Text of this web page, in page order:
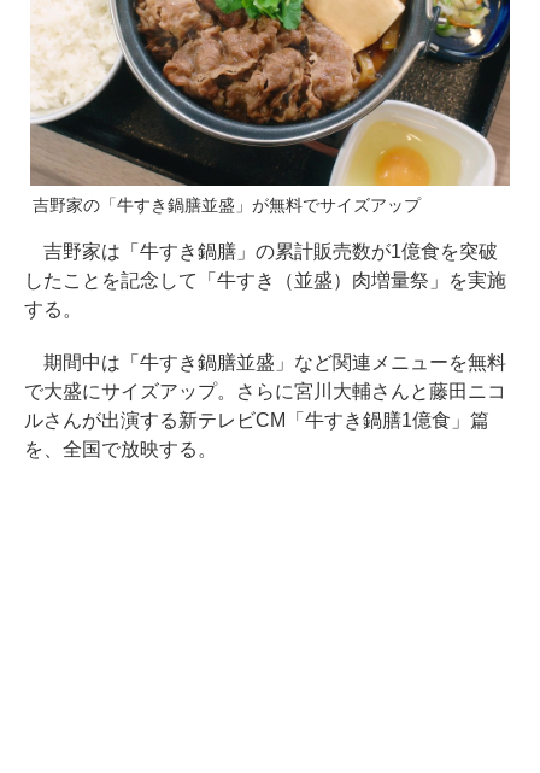
吉野家の「牛すき鍋膳並盛」が無料でサイズアップ
吉野家は「牛すき鍋膳」の累計販売数が1億食を突破
したことを記念して「牛すき（並盛）肉増量祭」を実施
する。
期間中は「牛すき鍋膳並盛」など関連メニューを無料
で大盛にサイズアップ。さらに宮川大輔さんと藤田ニコ
ルさんが出演する新テレビCM「牛すき鍋膳1億食」篇
を、全国で放映する。